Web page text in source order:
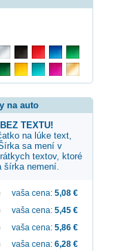
na auto
TEXTU!
na lúke text,
sa mení v
textov, ktoré
šírka nemení.
vaša cena: 5,08 €
vaša cena: 5,45 €
vaša cena: 5,86 €
vaša cena: 6,28 €